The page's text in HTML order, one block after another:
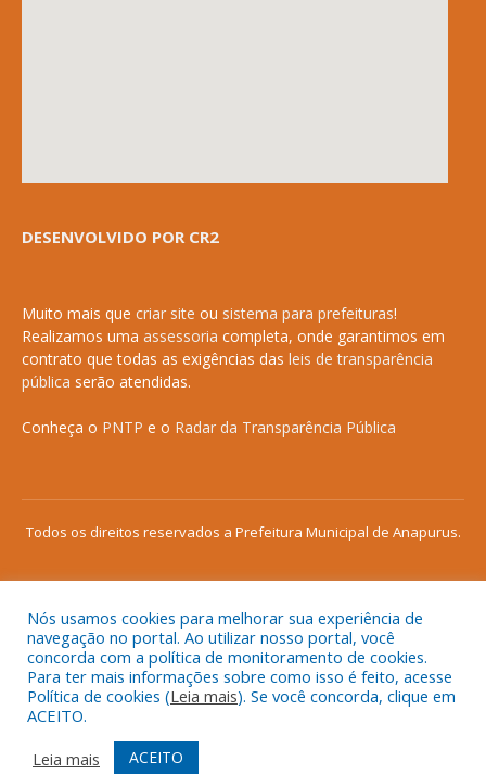
DESENVOLVIDO POR CR2
Muito mais que criar site ou sistema para prefeituras!
Realizamos uma assessoria completa, onde garantimos em
contrato que todas as exigências das leis de transparência
pública serão atendidas.
Conheça o PNTP e o Radar da Transparência Pública
Todos os direitos reservados a Prefeitura Municipal de Anapurus.
Mapa do Site
Acessar Área Administrativa
Acessar o Webmail
Nós usamos cookies para melhorar sua experiência de
navegação no portal. Ao utilizar nosso portal, você
concorda com a política de monitoramento de cookies.
Para ter mais informações sobre como isso é feito, acesse
Política de cookies (Leia mais). Se você concorda, clique em
ACEITO.
Leia mais
ACEITO